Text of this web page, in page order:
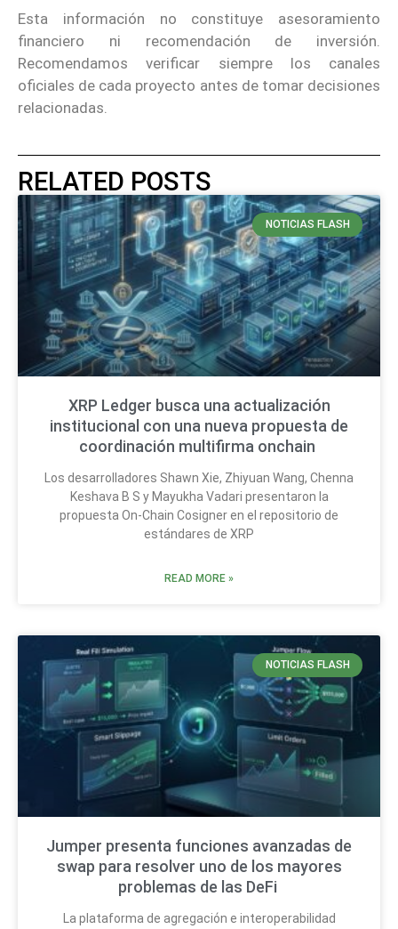
Esta información no constituye asesoramiento
financiero ni recomendación de inversión.
Recomendamos verificar siempre los canales
oficiales de cada proyecto antes de tomar decisiones
relacionadas.
RELATED POSTS
NOTICIAS FLASH
XRP Ledger busca una actualización
institucional con una nueva propuesta de
coordinación multifirma onchain
Los desarrolladores Shawn Xie, Zhiyuan Wang, Chenna
Keshava B S y Mayukha Vadari presentaron la
propuesta On-Chain Cosigner en el repositorio de
estándares de XRP
READ MORE »
NOTICIAS FLASH
Jumper presenta funciones avanzadas de
swap para resolver uno de los mayores
problemas de las DeFi
La plataforma de agregación e interoperabilidad